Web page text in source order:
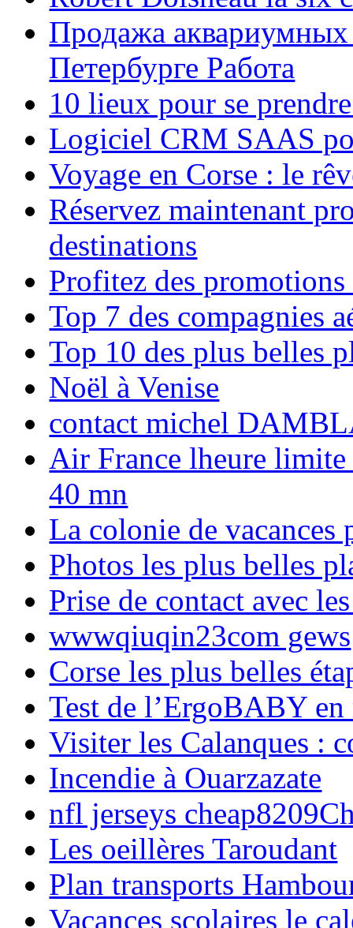
Продажа аквариумных
Петербурге Работа
10 lieux pour se
Logiciel CRM SAAS
Voyage en Corse : le
Réservez maintenant
destinations
Profitez des
Top 7 des compagnies
Top 10 des plus belles
Noël à Venise
contact michel
Air France lheure limite
40 mn
La colonie de vacances
Photos les plus belles
Prise de contact avec
wwwqiuqin23com gews
Corse les plus belles
Test de l’ErgoBABY en
Visiter les Calanques :
Incendie à Ouarzazate
nfl jerseys
Les oeillères Taroudant
Plan transports
Vacances scolaires le